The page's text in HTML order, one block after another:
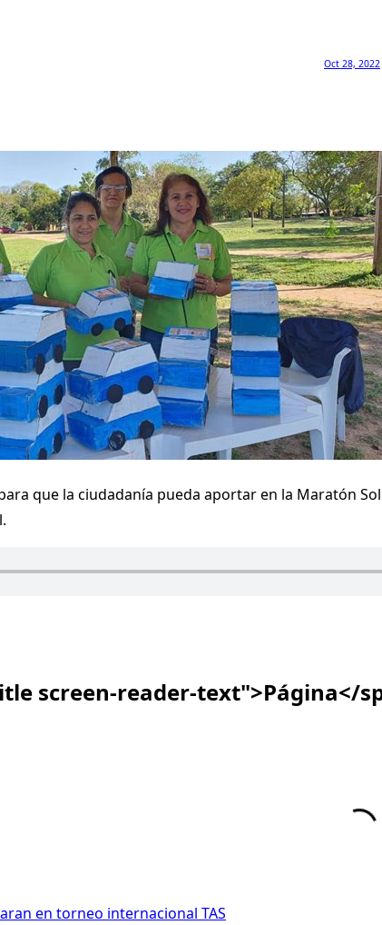
Oct 28, 2022
que la ciudadanía pueda aportar en la Maratón
screen-reader-text">Página</
en torneo internacional TAS